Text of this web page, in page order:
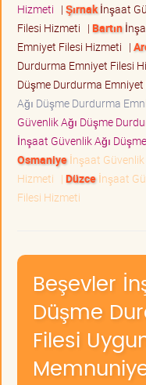
Hizmeti | Şırnakİnşaat
Filesi Hizmeti | Bartın
Emniyet Filesi Hizmeti |
Durdurma Emniyet Filesi
Düşme Durdurma
Ağı Düşme Durdurma
Güvenlik Ağı Düşme
İnşaat Güvenlik Ağı
Osmaniyeİnşaat Güvenlik
Hizmeti | Düzceİnşaat
Filesi Hizmeti
Beşevler
Düşme
Filesi